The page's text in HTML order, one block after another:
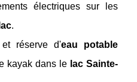
électriques sur les
.
et réserve d'eau potable
kayak dans le lac Sainte-